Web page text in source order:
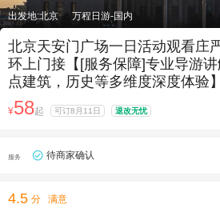
出发地:北京 万程日游-国内
北京天安门广场一日活动观看庄
环上门接【[服务保障]专业导游
点建筑，历史等多维度深度体验】
¥58起 可订8月11日 退改无忧
服务 待商家确认
4.5 分 满意